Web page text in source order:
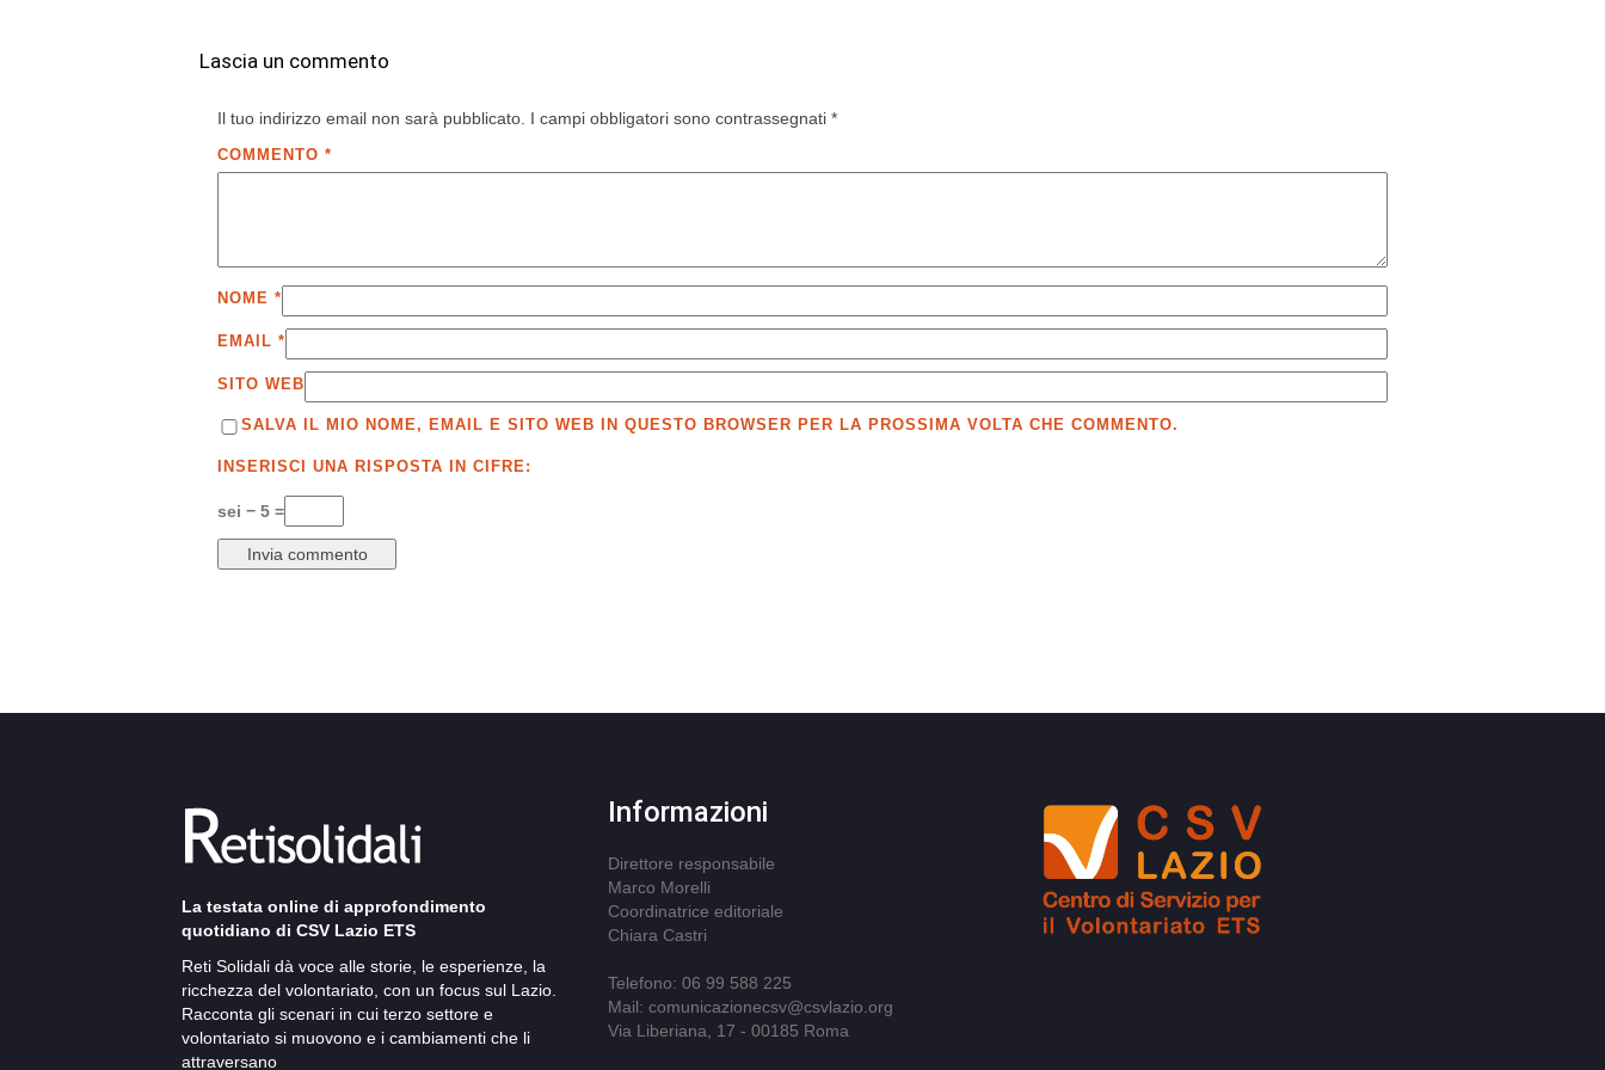
Lascia un commento
Il tuo indirizzo email non sarà pubblicato. I campi obbligatori sono contrassegnati *
COMMENTO *
NOME *
EMAIL *
SITO WEB
SALVA IL MIO NOME, EMAIL E SITO WEB IN QUESTO BROWSER PER LA PROSSIMA VOLTA CHE COMMENTO.
INSERISCI UNA RISPOSTA IN CIFRE:
sei − 5 =
La testata online di approfondimento
quotidiano di CSV Lazio ETS
Reti Solidali dà voce alle storie, le esperienze, la
ricchezza del volontariato, con un focus sul Lazio.
Racconta gli scenari in cui terzo settore e
volontariato si muovono e i cambiamenti che li
attraversano
Informazioni
Direttore responsabile
Marco Morelli
Coordinatrice editoriale
Chiara Castri
Telefono: 06 99 588 225
Mail: comunicazionecsv@csvlazio.org
Via Liberiana, 17 - 00185 Roma